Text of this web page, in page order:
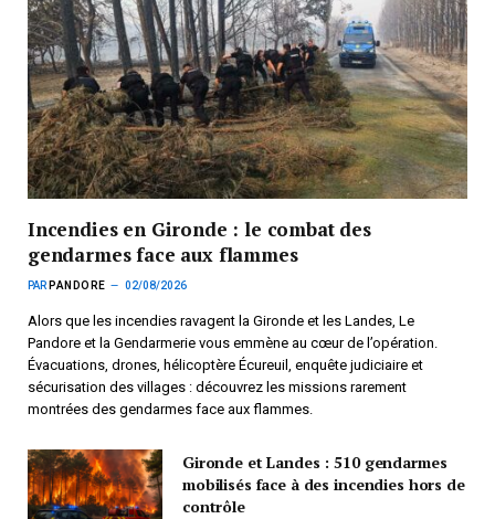
Incendies en Gironde : le combat des
gendarmes face aux flammes
PAR PANDORE 02/08/2026
Alors que les incendies ravagent la Gironde et les Landes, Le
Pandore et la Gendarmerie vous emmène au cœur de l’opération.
Évacuations, drones, hélicoptère Écureuil, enquête judiciaire et
sécurisation des villages : découvrez les missions rarement
montrées des gendarmes face aux flammes.
Gironde et Landes : 510 gendarmes
mobilisés face à des incendies hors de
contrôle